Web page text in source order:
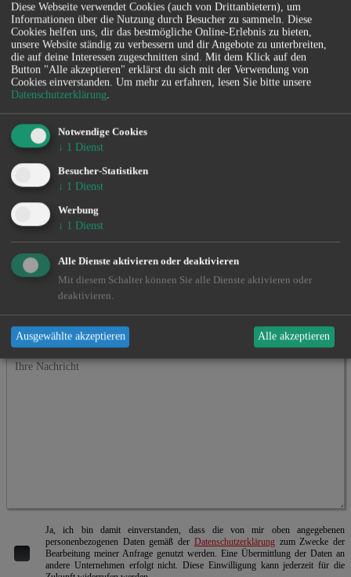
Kontakt
Vertrieb
Ingo de Jonge
0160 - 90 61 39 43
Marketing
Julian Preuß
julian@angeln-in.de
Technik
Julius Planteur
Follow us
Facebook
Instagram
Ja, ich bin damit einverstanden, dass die von mir oben angegebenen
personenbezogenen Daten gemäß der Datenschutzerklärung zum Zwecke der
Bearbeitung meiner Anfrage genutzt werden. Eine Übermittlung der Daten an
andere Unternehmen erfolgt nicht. Diese Einwilligung kann jederzeit für die
Diese Webseite verwendet Cookies (auch von Drittanbietern), um
Informationen über die Nutzung durch Besucher zu sammeln. Diese
Cookies helfen uns, dir das bestmögliche Online-Erlebnis zu bieten,
unsere Website ständig zu verbessern und dir Angebote zu unterbreiten,
die auf deine Interessen zugeschnitten sind. Mit dem Klick auf den
Button "Alle akzeptieren" erklärst du sich mit der Verwendung von
Cookies einverstanden. Um mehr zu erfahren, lesen Sie bitte unsere
Datenschutzerklärung.
Notwendige Cookies
↓ 1 Dienst
Besucher-Statistiken
↓ 1 Dienst
Werbung
↓ 1 Dienst
Alle Dienste aktivieren oder deaktivieren
Mit diesem Schalter können Sie alle Dienste aktivieren oder
deaktivieren.
Ausgewählte akzeptieren Alle akzeptieren